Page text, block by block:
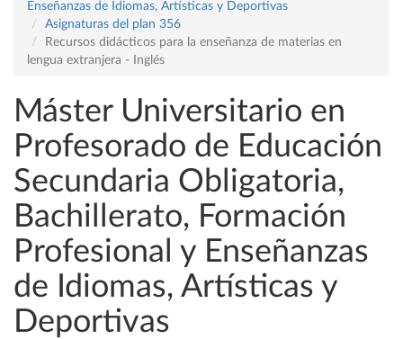
Enseñanzas de Idiomas, Artísticas y Deportivas
Asignaturas del plan 356
Recursos didácticos para la enseñanza de materias en
lengua extranjera - Inglés
Máster Universitario en
Profesorado de Educación
Secundaria Obligatoria,
Bachillerato, Formación
Profesional y Enseñanzas
de Idiomas, Artísticas y
Deportivas